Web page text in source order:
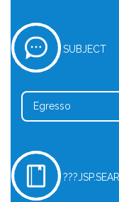
SUBJECT
Egresso